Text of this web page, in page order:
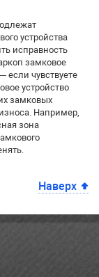
устройства
исправность
замковое
если чувствуете
устройство
замковых
Например,
зона
Наверх